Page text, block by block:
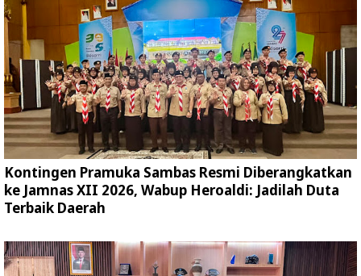
Kontingen Pramuka Sambas Resmi Diberangkatkan
ke Jamnas XII 2026, Wabup Heroaldi: Jadilah Duta
Terbaik Daerah